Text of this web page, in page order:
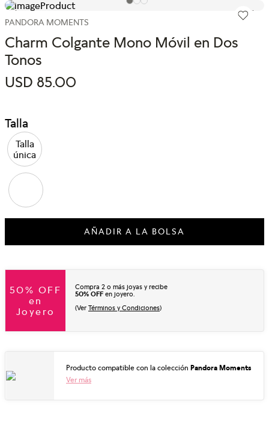
PANDORA MOMENTS
Charm Colgante Mono Móvil en Dos
Tonos
USD 85.00
Talla
Talla
única
AÑADIR A LA BOLSA
50% OFF
en
Joyero
Compra 2 o más joyas y recibe
50% OFF en joyero.
(Ver Términos y Condiciones)
Producto compatible con la colección Pandora Moments
Ver más